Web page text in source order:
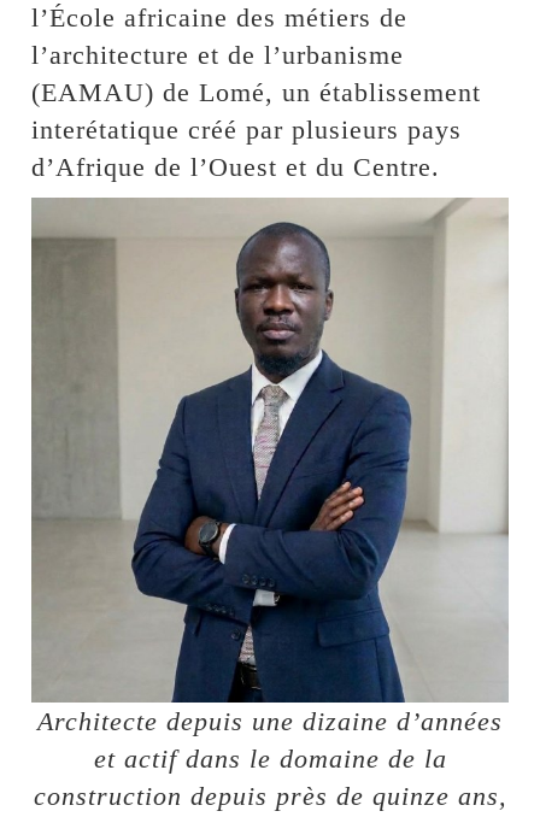
l’École africaine des métiers de
l’architecture et de l’urbanisme
(EAMAU) de Lomé, un établissement
interétatique créé par plusieurs pays
d’Afrique de l’Ouest et du Centre.
Architecte depuis une dizaine d’années
et actif dans le domaine de la
construction depuis près de quinze ans,